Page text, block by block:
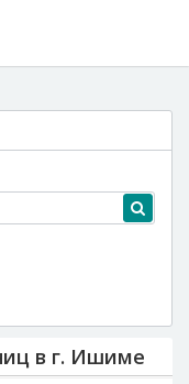
в г. Ишиме